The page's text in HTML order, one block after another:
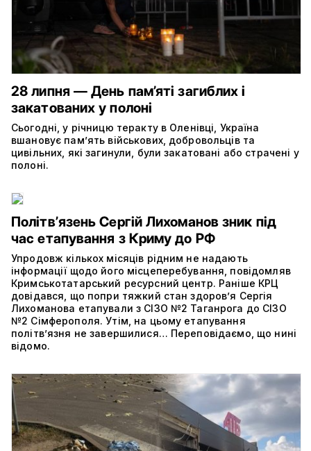
28 липня — День пам’яті загиблих і
закатованих у полоні
Сьогодні, у річницю теракту в Оленівці, Україна
вшановує пам’ять військових, добровольців та
цивільних, які загинули, були закатовані або страчені у
полоні.
Політвʼязень Сергій Лихоманов зник під
час етапування з Криму до РФ
Упродовж кількох місяців рідним не надають
інформації щодо його місцеперебування, повідомляв
Кримськотатарський ресурсний центр. Раніше КРЦ
довідався, що попри тяжкий стан здоров’я Сергія
Лихоманова етапували з СІЗО №2 Таганрога до СІЗО
№2 Сімферополя. Утім, на цьому етапування
політвʼязня не завершилися… Переповідаємо, що нині
відомо.